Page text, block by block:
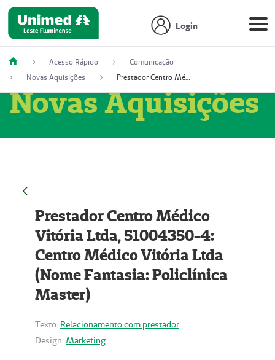
Login
Acesso Rápido
Comunicação
Novas Aquisições
Prestador Centro Médico Vitória Ltda, 51004350-4: Centro Médico Vitória Ltda (Nome Fantasia: Policlínica Master)
Novas Aquisições
Prestador Centro Médico
Vitória Ltda, 51004350-4:
Centro Médico Vitória Ltda
(Nome Fantasia: Policlínica
Master)
Texto: Relacionamento com prestador
Design: Marketing